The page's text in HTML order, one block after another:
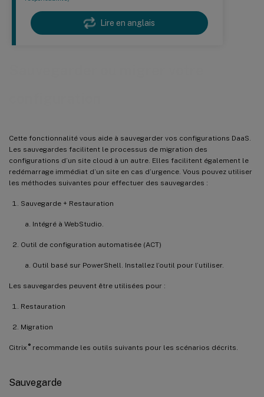
Lire en anglais
Cette fonctionnalité vous aide à sauvegarder vos configurations DaaS.
Les sauvegardes facilitent le processus de migration des
configurations d’un site cloud à un autre. Elles facilitent également le
redémarrage immédiat d’un site en cas d’urgence. Vous pouvez utiliser
les méthodes suivantes pour effectuer des sauvegardes :
Sauvegarde + Restauration
Intégré à WebStudio.
Outil de configuration automatisée (ACT)
Outil basé sur PowerShell. Installez l’outil pour l’utiliser.
Les sauvegardes peuvent être utilisées pour :
Restauration
Migration
Citrix ®recommande les outils suivants pour les scénarios décrits.
Sauvegarde